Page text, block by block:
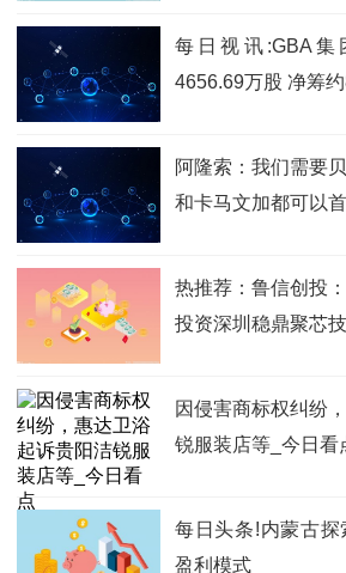
每日视讯:GBA集
4656.69万股 净筹
阿隆索：我们需要
和卡马文加都可以
热推荐：鲁信创投
投资深圳稳鼎聚芯
因侵害商标权纠纷
锐服装店等_今日看
每日头条!内蒙古
盈利模式